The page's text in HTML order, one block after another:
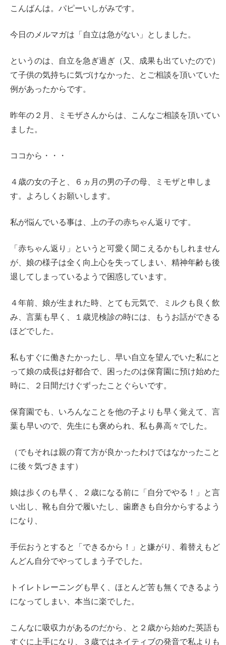
こんばんは。パピーいしがみです。
今日のメルマガは「自立は急がない」としました。
というのは、自立を急ぎ過ぎ（又、成果も出ていたので）
て子供の気持ちに気づけなかった、とご相談を頂いていた
例があったからです。
昨年の２月、ミモザさんからは、こんなご相談を頂いてい
ました。
ココから・・・
４歳の女の子と、６ヵ月の男の子の母、ミモザと申しま
す。よろしくお願いします。
私が悩んでいる事は、上の子の赤ちゃん返りです。
「赤ちゃん返り」というと可愛く聞こえるかもしれません
が、娘の様子は全く向上心を失ってしまい、精神年齢も後
退してしまっているようで困惑しています。
４年前、娘が生まれた時、とても元気で、ミルクも良く飲
み、言葉も早く、１歳児検診の時には、もうお話ができる
ほどでした。
私もすぐに働きたかったし、早い自立を望んでいた私にと
って娘の成長は好都合で、困ったのは保育園に預け始めた
時に、２日間だけぐずったことぐらいです。
保育園でも、いろんなことを他の子よりも早く覚えて、言
葉も早いので、先生にも褒められ、私も鼻高々でした。
（でもそれは親の育て方が良かったわけではなかったこと
に後々気づきます）
娘は歩くのも早く、２歳になる前に「自分でやる！」と言
い出し、靴も自分で履いたし、歯磨きも自分からするよう
になり、
手伝おうとすると「できるから！」と嫌がり、着替えもど
んどん自分でやってしまう子でした。
トイレトレーニングも早く、ほとんど苦も無くできるよう
になってしまい、本当に楽でした。
こんなに吸収力があるのだから、と２歳から始めた英語も
すぐに上手になり、３歳ではネイティブの発音で私よりも